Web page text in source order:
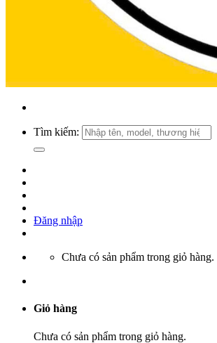
Tìm kiếm:
Đăng nhập
Chưa có sản phẩm trong giỏ hàng.
Giỏ hàng
Chưa có sản phẩm trong giỏ hàng.